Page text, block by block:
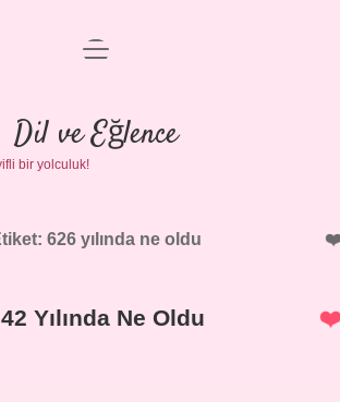
Anasayfa
Gizlilik Politikası
Yasal Uyarı
menüyü
Dil ve Eğlence
bir yolculuk!
626 yılında ne oldu
Yılında Ne Oldu